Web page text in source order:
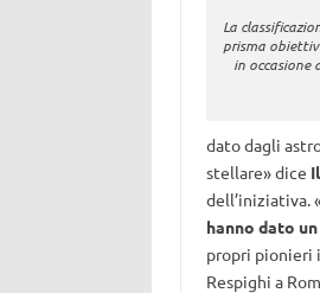
La
prisma
in occasione
dato dagli
stellare» dice
dell’iniziativa.
hanno dato
propri pionieri
Respighi a